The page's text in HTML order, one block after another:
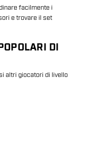
facilmente i
e trovare il set
DI
altri giocatori di livello